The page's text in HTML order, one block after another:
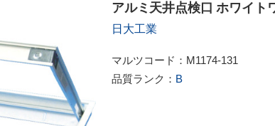
アルミ天井点検口 ホワイト
日大工業
マルツコード： M1174-131
品質ランク： B